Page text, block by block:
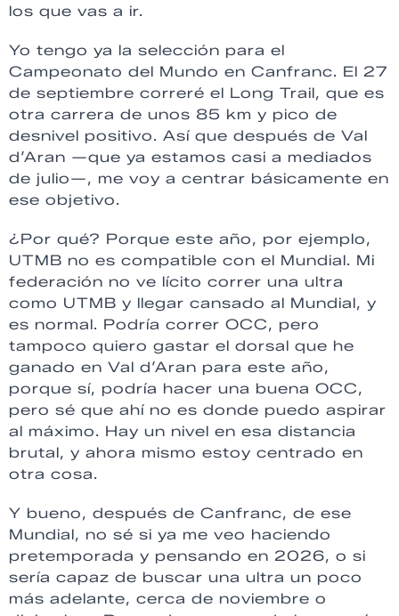
los que vas a ir.
Yo tengo ya la selección para el
Campeonato del Mundo en Canfranc. El 27
de septiembre correré el Long Trail, que es
otra carrera de unos 85 km y pico de
desnivel positivo. Así que después de Val
d’Aran —que ya estamos casi a mediados
de julio—, me voy a centrar básicamente en
ese objetivo.
¿Por qué? Porque este año, por ejemplo,
UTMB no es compatible con el Mundial. Mi
federación no ve lícito correr una ultra
como UTMB y llegar cansado al Mundial, y
es normal. Podría correr OCC, pero
tampoco quiero gastar el dorsal que he
ganado en Val d’Aran para este año,
porque sí, podría hacer una buena OCC,
pero sé que ahí no es donde puedo aspirar
al máximo. Hay un nivel en esa distancia
brutal, y ahora mismo estoy centrado en
otra cosa.
Y bueno, después de Canfranc, de ese
Mundial, no sé si ya me veo haciendo
pretemporada y pensando en 2026, o si
sería capaz de buscar una ultra un poco
más adelante, cerca de noviembre o